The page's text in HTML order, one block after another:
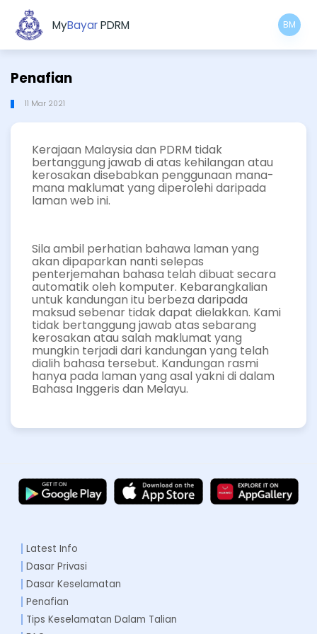
MyBayarPDRM BM
Penafian
11 Mar 2021
Kerajaan Malaysia dan PDRM tidak
bertanggung jawab di atas kehilangan atau
kerosakan disebabkan penggunaan mana-
mana maklumat yang diperolehi daripada
laman web ini.
Sila ambil perhatian bahawa laman yang
akan dipaparkan nanti selepas
penterjemahan bahasa telah dibuat secara
automatik oleh komputer. Kebarangkalian
untuk kandungan itu berbeza daripada
maksud sebenar tidak dapat dielakkan. Kami
tidak bertanggung jawab atas sebarang
kerosakan atau salah maklumat yang
mungkin terjadi dari kandungan yang telah
dialih bahasa tersebut. Kandungan rasmi
hanya pada laman yang asal yakni di dalam
Bahasa Inggeris dan Melayu.
Latest Info
Dasar Privasi
Dasar Keselamatan
Penafian
Tips Keselamatan Dalam Talian